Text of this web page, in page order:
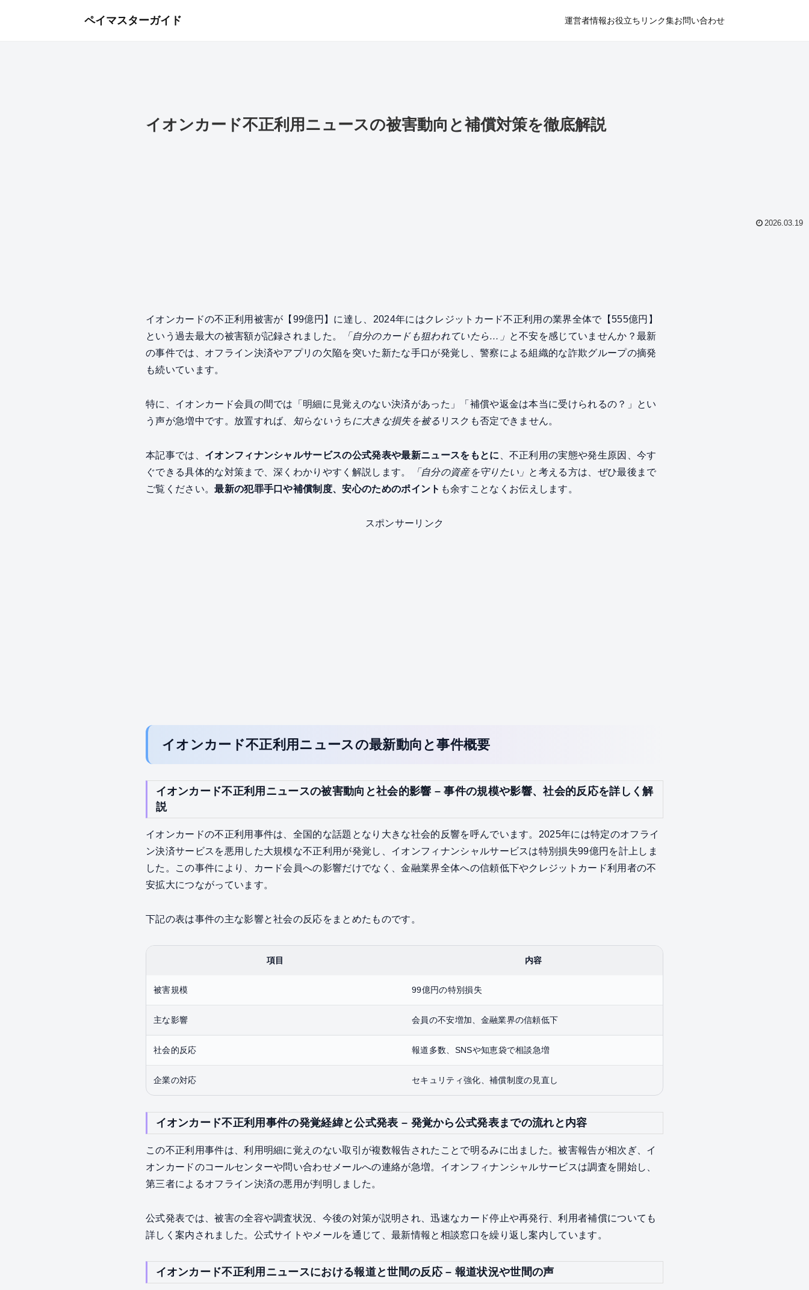
ペイマスターガイド 運営者情報お役立ちリンク集お問い合わせ
イオンカード不正利用ニュースの被害動向と補償対策を徹底解説
2026.03.19
イオンカードの不正利用被害が【99億円】に達し、2024年にはクレジットカード不正利用の業界全体で【555億円】
という過去最大の被害額が記録されました。
「自分のカードも狙われていたら…」 と不安を感じていませんか？最新
の事件では、オフライン決済やアプリの欠陥を突いた新たな手口が発覚し、警察による組織的な詐欺グループの摘発
も続いています。
特に、イオンカード会員の間では「明細に見覚えのない決済があった」「補償や返金は本当に受けられるの？」とい
う声が急増中です。放置すれば、
知らないうちに大きな損失を被る リスクも否定できません。
本記事では、 イオンフィナンシャルサービスの公式発表や最新ニュースをもとに 、不正利用の実態や発生原因、今す
ぐできる具体的な対策まで、深くわかりやすく解説します。
「自分の資産を守りたい」 と考える方は、ぜひ最後まで
ご覧ください。最新の犯罪手口や補償制度、安心のためのポイント も余すことなくお伝えします。
スポンサーリンク
イオンカード不正利用ニュースの最新動向と事件概要
イオンカード不正利用ニュースの被害動向と社会的影響 – 事件の規模や影響、社会的反応を詳しく解
説
イオンカードの不正利用事件は、全国的な話題となり大きな社会的反響を呼んでいます。2025年には特定のオフライ
ン決済サービスを悪用した大規模な不正利用が発覚し、イオンフィナンシャルサービスは特別損失99億円を計上しま
した。この事件により、カード会員への影響だけでなく、金融業界全体への信頼低下やクレジットカード利用者の不
安拡大につながっています。
下記の表は事件の主な影響と社会の反応をまとめたものです。
項目 内容
被害規模 99億円の特別損失
主な影響 会員の不安増加、金融業界の信頼低下
社会的反応 報道多数、SNSや知恵袋で相談急増
企業の対応 セキュリティ強化、補償制度の見直し
イオンカード不正利用事件の発覚経緯と公式発表 – 発覚から公式発表までの流れと内容
この不正利用事件は、利用明細に覚えのない取引が複数報告されたことで明るみに出ました。被害報告が相次ぎ、イ
オンカードのコールセンターや問い合わせメールへの連絡が急増。イオンフィナンシャルサービスは調査を開始し、
第三者によるオフライン決済の悪用が判明しました。
公式発表では、被害の全容や調査状況、今後の対策が説明され、迅速なカード停止や再発行、利用者補償についても
詳しく案内されました。公式サイトやメールを通じて、最新情報と相談窓口を繰り返し案内しています。
イオンカード不正利用ニュースにおける報道と世間の反応 – 報道状況や世間の声